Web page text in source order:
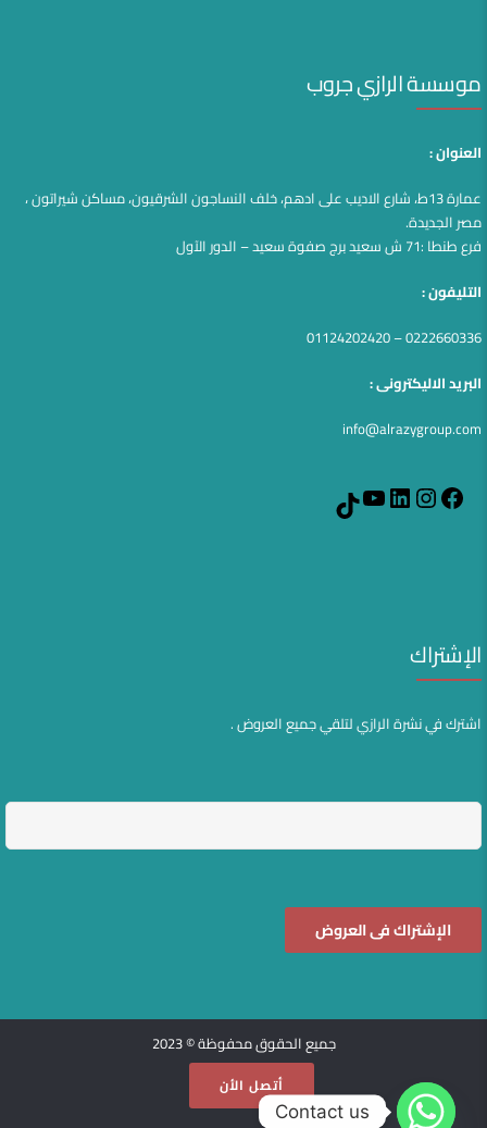
موسسة الرازي جروب
العنوان :
عمارة 13ط، شارع الاديب على ادهم، خلف النساجون الشرقيون، مساكن شيراتون ،
مصر الجديدة.
فرع طنطا :71 ش سعيد برج صفوة سعيد – الدور الآول
التليفون :
0222660336 – 01124202420
البريد الاليكترونى :
info@alrazygroup.com
Facebook
Instagram
LinkedIn
YouTube
الإشتراك
اشترك في نشرة الرازي لتلقي جميع العروض .
جميع الحقوق محفوظة © 2023
أتصل الأن
Contact us